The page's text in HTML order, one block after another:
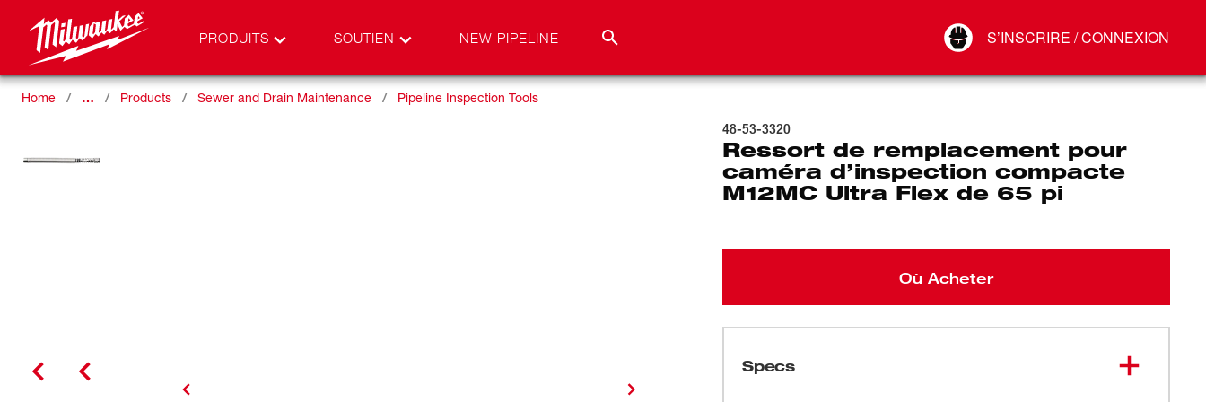
PRODUITS SOUTIEN NEW PIPELINE S’INSCRIRE / CONNEXION
Connect
Home … Products Sewer and Drain Maintenance Pipeline Inspection Tools
48-53-3320
Ressort de remplacement pour
caméra d’inspection compacte
M12MC Ultra Flex de 65 pi
Où Acheter
Specs